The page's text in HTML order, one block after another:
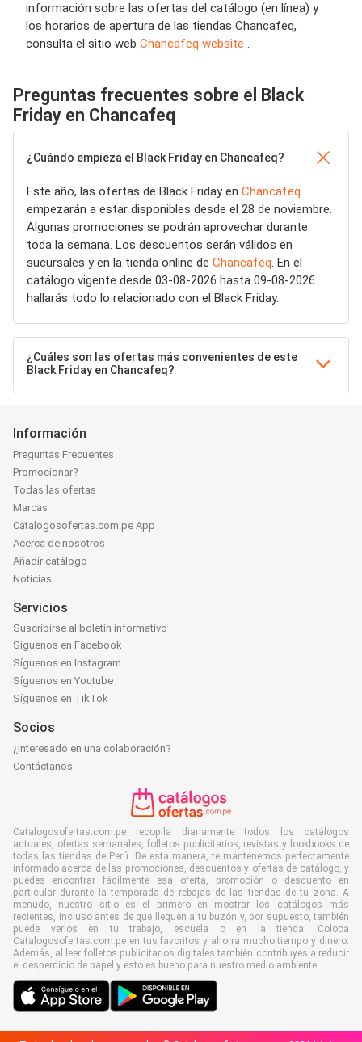
información sobre las ofertas del catálogo (en línea) y
los horarios de apertura de las tiendas Chancafeq,
consulta el sitio web Chancafeq website .
Preguntas frecuentes sobre el Black
Friday en Chancafeq
¿Cuándo empieza el Black Friday en Chancafeq?
Este año, las ofertas de Black Friday en Chancafeq
empezarán a estar disponibles desde el 28 de noviembre.
Algunas promociones se podrán aprovechar durante
toda la semana. Los descuentos serán válidos en
sucursales y en la tienda online de Chancafeq. En el
catálogo vigente desde 03-08-2026 hasta 09-08-2026
hallarás todo lo relacionado con el Black Friday.
¿Cuáles son las ofertas más convenientes de este
Black Friday en Chancafeq?
Información
Preguntas Frecuentes
Promocionar?
Todas las ofertas
Marcas
Catalogosofertas.com.pe App
Acerca de nosotros
Añadir catálogo
Noticias
Servicios
Suscribirse al boletín informativo
Síguenos en Facebook
Síguenos en Instagram
Síguenos en Youtube
Síguenos en TikTok
Socios
¿Interesado en una colaboración?
Contáctanos
Catalogosofertas.com.pe recopila diariamente todos los catálogos
actuales, ofertas semanales, folletos publicitarios, revistas y lookbooks de
todas las tiendas de Perú. De esta manera, te mantenemos perfectamente
informado acerca de las promociones, descuentos y ofertas de catálogo, y
puedes encontrar fácilmente esa oferta, promoción o descuento en
particular durante la temporada de rebajas de las tiendas de tu zona. A
menudo, nuestro sitio es el primero en mostrar los catálogos más
recientes, incluso antes de que lleguen a tu buzón y, por supuesto, también
puede verlos en tu trabajo, escuela o en la tienda. Coloca
Catalogosofertas.com.pe en tus favoritos y ahorra mucho tiempo y dinero.
Además, al leer folletos publicitarios digitales también contribuyes a reducir
el desperdicio de papel y esto es bueno para nuestro medio ambiente.